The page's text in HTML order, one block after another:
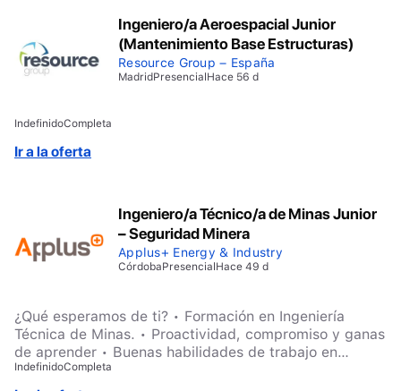
Ingeniero/a Aeroespacial Junior
(Mantenimiento Base Estructuras)
Resource Group – España
MadridPresencialHace 56 d
IndefinidoCompleta
Ir a la oferta
Ingeniero/a Técnico/a de Minas Junior
– Seguridad Minera
Applus+ Energy & Industry
CórdobaPresencialHace 49 d
¿Qué esperamos de ti? • Formación en Ingeniería
Técnica de Minas. • Proactividad, compromiso y ganas
de aprender • Buenas habilidades de trabajo en
equipo y autonomía • Capacidad de adaptación y
IndefinidoCompleta